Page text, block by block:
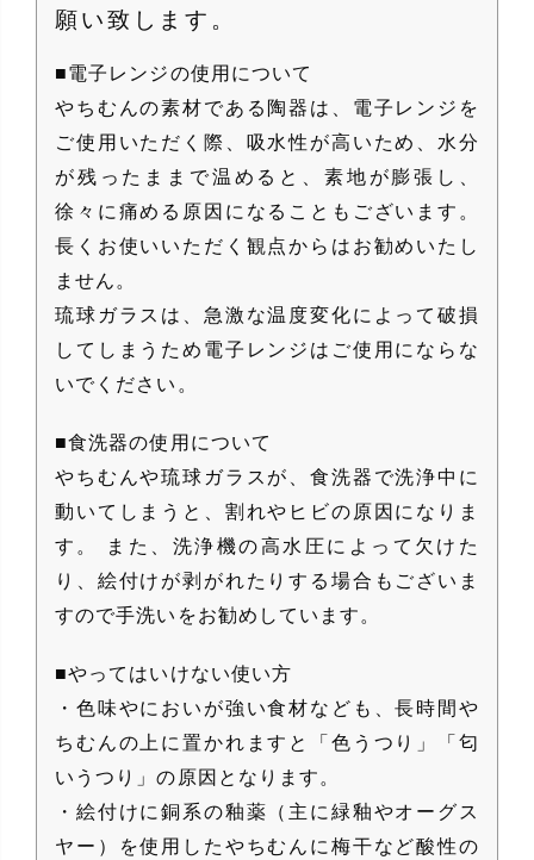
願い致します。
■電子レンジの使用について
やちむんの素材である陶器は、電子レンジを
ご使用いただく際、吸水性が高いため、水分
が残ったままで温めると、素地が膨張し、
徐々に痛める原因になることもございます。
長くお使いいただく観点からはお勧めいたし
ません。
琉球ガラスは、急激な温度変化によって破損
してしまうため電子レンジはご使用にならな
いでください。
■食洗器の使用について
やちむんや琉球ガラスが、食洗器で洗浄中に
動いてしまうと、割れやヒビの原因になりま
す。 また、洗浄機の高水圧によって欠けた
り、絵付けが剥がれたりする場合もございま
すので手洗いをお勧めしています。
■やってはいけない使い方
・色味やにおいが強い食材なども、長時間や
ちむんの上に置かれますと「色うつり」「匂
いうつり」の原因となります。
・絵付けに銅系の釉薬（主に緑釉やオーグス
ヤー）を使用したやちむんに梅干など酸性の